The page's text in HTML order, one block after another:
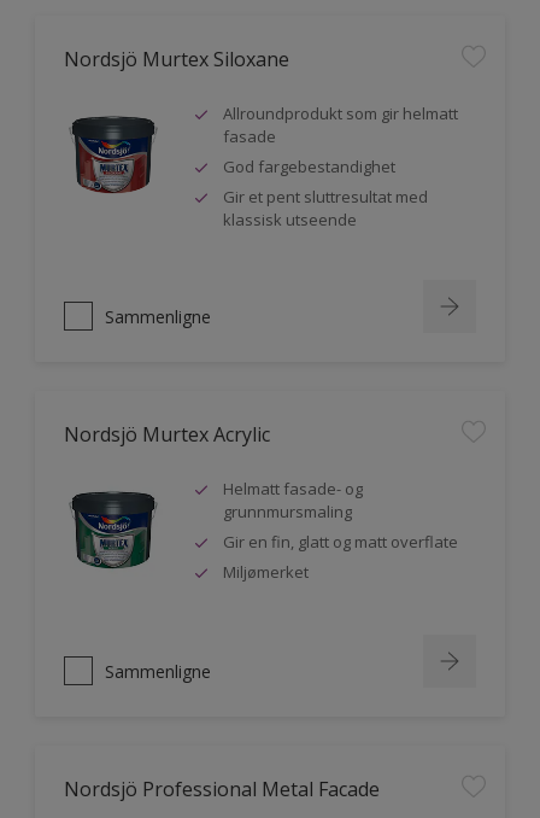
Nordsjö Murtex Siloxane
Allroundprodukt som gir helmatt
fasade
God fargebestandighet
Gir et pent sluttresultat med
klassisk utseende
Sammenligne
Nordsjö Murtex Acrylic
Helmatt fasade- og
grunnmursmaling
Gir en fin, glatt og matt overflate
Miljømerket
Sammenligne
Nordsjö Professional Metal Facade